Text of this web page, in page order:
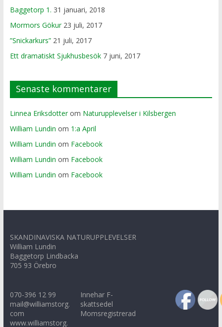
Baggetorp 1. 31 januari, 2018
Mormors Gökur 23 juli, 2017
”Snickarkurs” 21 juli, 2017
Ett dramatiskt Sjukhusbesök 7 juni, 2017
Senaste kommentarer
Linnea Eriksdotterom Naturupplevelser i Kilsbergen
William Lundin om 1:a April
William Lundin om Facebook
William Lundin om Facebook
William Lundin om Facebook
SKANDINAVISKA NATURUPPLEVELSER
William Lundin
Baggetorp Lindbacka
705 93 Örebro
070-396 12 99
mail@williamstorg.
com
www.williamstorg.
Innehar F-
skattsedel
Momsregistrerad